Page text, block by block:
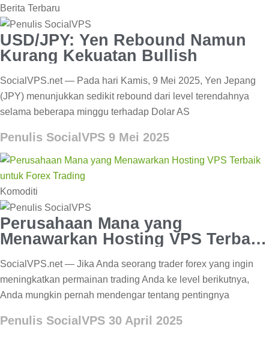
Berita Terbaru
USD/JPY: Yen Rebound Namun
Kurang Kekuatan Bullish
SocialVPS.net — Pada hari Kamis, 9 Mei 2025, Yen Jepang
(JPY) menunjukkan sedikit rebound dari level terendahnya
selama beberapa minggu terhadap Dolar AS
Penulis SocialVPS 9 Mei 2025
Komoditi
Perusahaan Mana yang
Menawarkan Hosting VPS Terbaik
SocialVPS.net — Jika Anda seorang trader forex yang ingin
meningkatkan permainan trading Anda ke level berikutnya,
Anda mungkin pernah mendengar tentang pentingnya
Penulis SocialVPS 30 April 2025